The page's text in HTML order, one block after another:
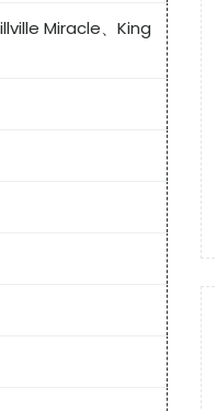
Miracle、King